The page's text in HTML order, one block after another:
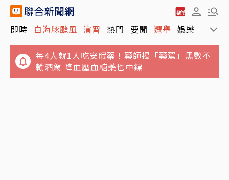
即時 白海豚颱風 演習 熱門 要聞 選舉 娛樂 運動
輸酒駕 降血壓血糖藥也中鏢
驚！軍演途中48顆砲彈滾落車外 台13線交管
畫面曝光